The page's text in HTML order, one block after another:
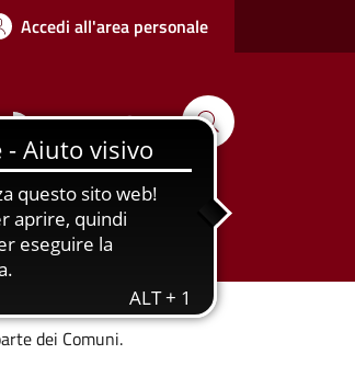
Accedi all'area personale
Cerca
Tutti gli
argomenti...
dei Comuni.